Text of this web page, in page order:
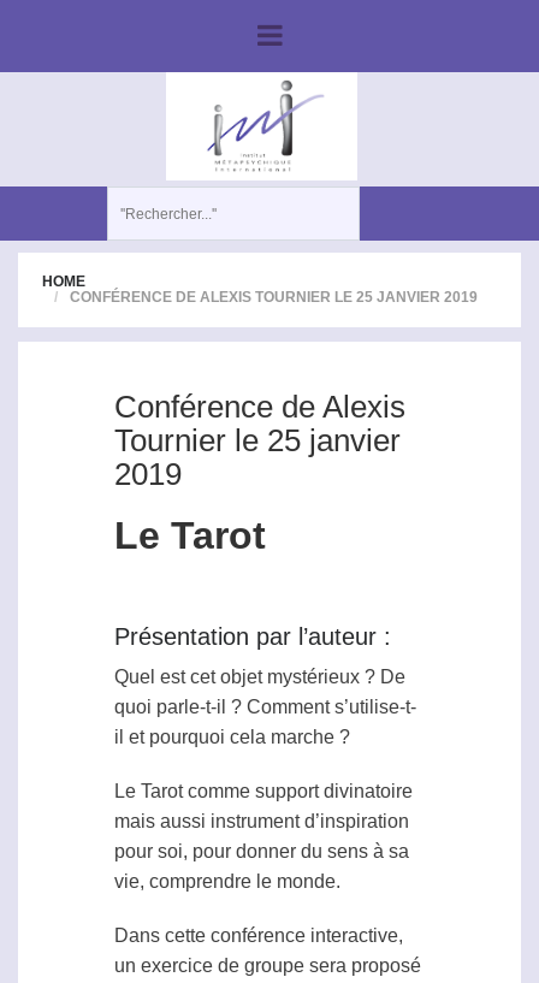
HOME
CONFÉRENCE DE ALEXIS TOURNIER LE 25 JANVIER 2019
Conférence de Alexis
Tournier le 25 janvier
2019
Le Tarot
Présentation par l’auteur :
Quel est cet objet mystérieux ? De
quoi parle-t-il ? Comment s’utilise-t-
il et pourquoi cela marche ?
Le Tarot comme support divinatoire
mais aussi instrument d’inspiration
pour soi, pour donner du sens à sa
vie, comprendre le monde.
Dans cette conférence interactive,
un exercice de groupe sera proposé